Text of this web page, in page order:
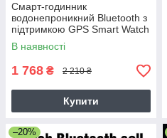
Смарт-годинник
водонепроникний Bluetooth з
підтримкою GPS Smart Watch
Remax WATCH22 Linkage
Rotatable
В наявності
1 768 ₴ 2 210 ₴
Купити
–20%